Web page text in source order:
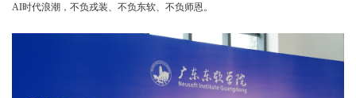
AI时代浪潮，不负戎装、不负东软、不负师恩。